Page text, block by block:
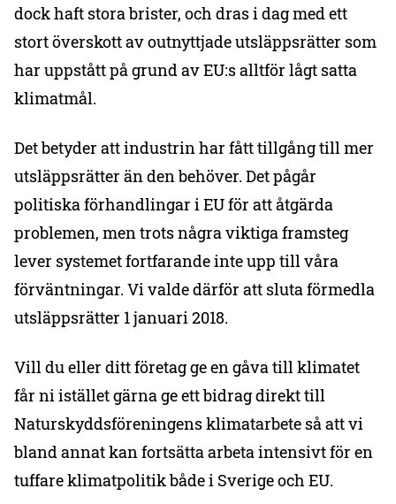
dock haft stora brister, och dras i dag med ett
stort överskott av outnyttjade utsläppsrätter som
har uppstått på grund av EU:s alltför lågt satta
klimatmål.
Det betyder att industrin har fått tillgång till mer
utsläppsrätter än den behöver. Det pågår
politiska förhandlingar i EU för att åtgärda
problemen, men trots några viktiga framsteg
lever systemet fortfarande inte upp till våra
förväntningar. Vi valde därför att sluta förmedla
utsläppsrätter 1 januari 2018.
Vill du eller ditt företag ge en gåva till klimatet
får ni istället gärna ge ett bidrag direkt till
Naturskyddsföreningens klimatarbete så att vi
bland annat kan fortsätta arbeta intensivt för en
tuffare klimatpolitik både i Sverige och EU.